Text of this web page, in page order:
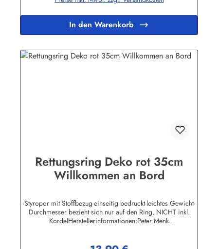
In den Warenkorb
Rettungsring Deko rot 35cm
Willkommen an Bord
-Styropor mit Stoffbezug-einseitig bedruckt-leichtes Gewicht-
Durchmesser bezieht sich nur auf den Ring, NICHT inkl.
KordelHerstellerinformationen:Peter Menk